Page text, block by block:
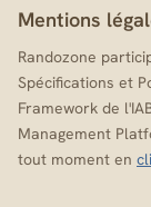
Mentions
Randozone
Spécifications et
Framework de
Management
tout moment en